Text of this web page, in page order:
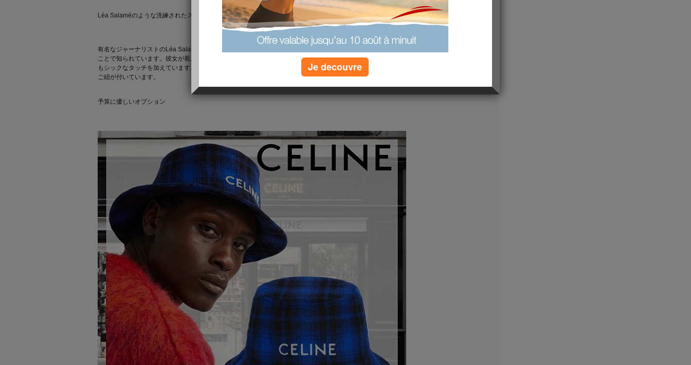
Léa Salaméのような洗練されたスタイル
有名なジャーナリストのLéa Salaméは、セリーヌの帽子をスタイリッシュにこなす
ことで知られています。彼女が着用しているこの黒いフェドーラは、どんな装いに
もシックなタッチを加えています。この帽子は幅広い頭囲に対応し、調節可能なあ
ご紐が付いています。
予算に優しいオプション
Je decouvre